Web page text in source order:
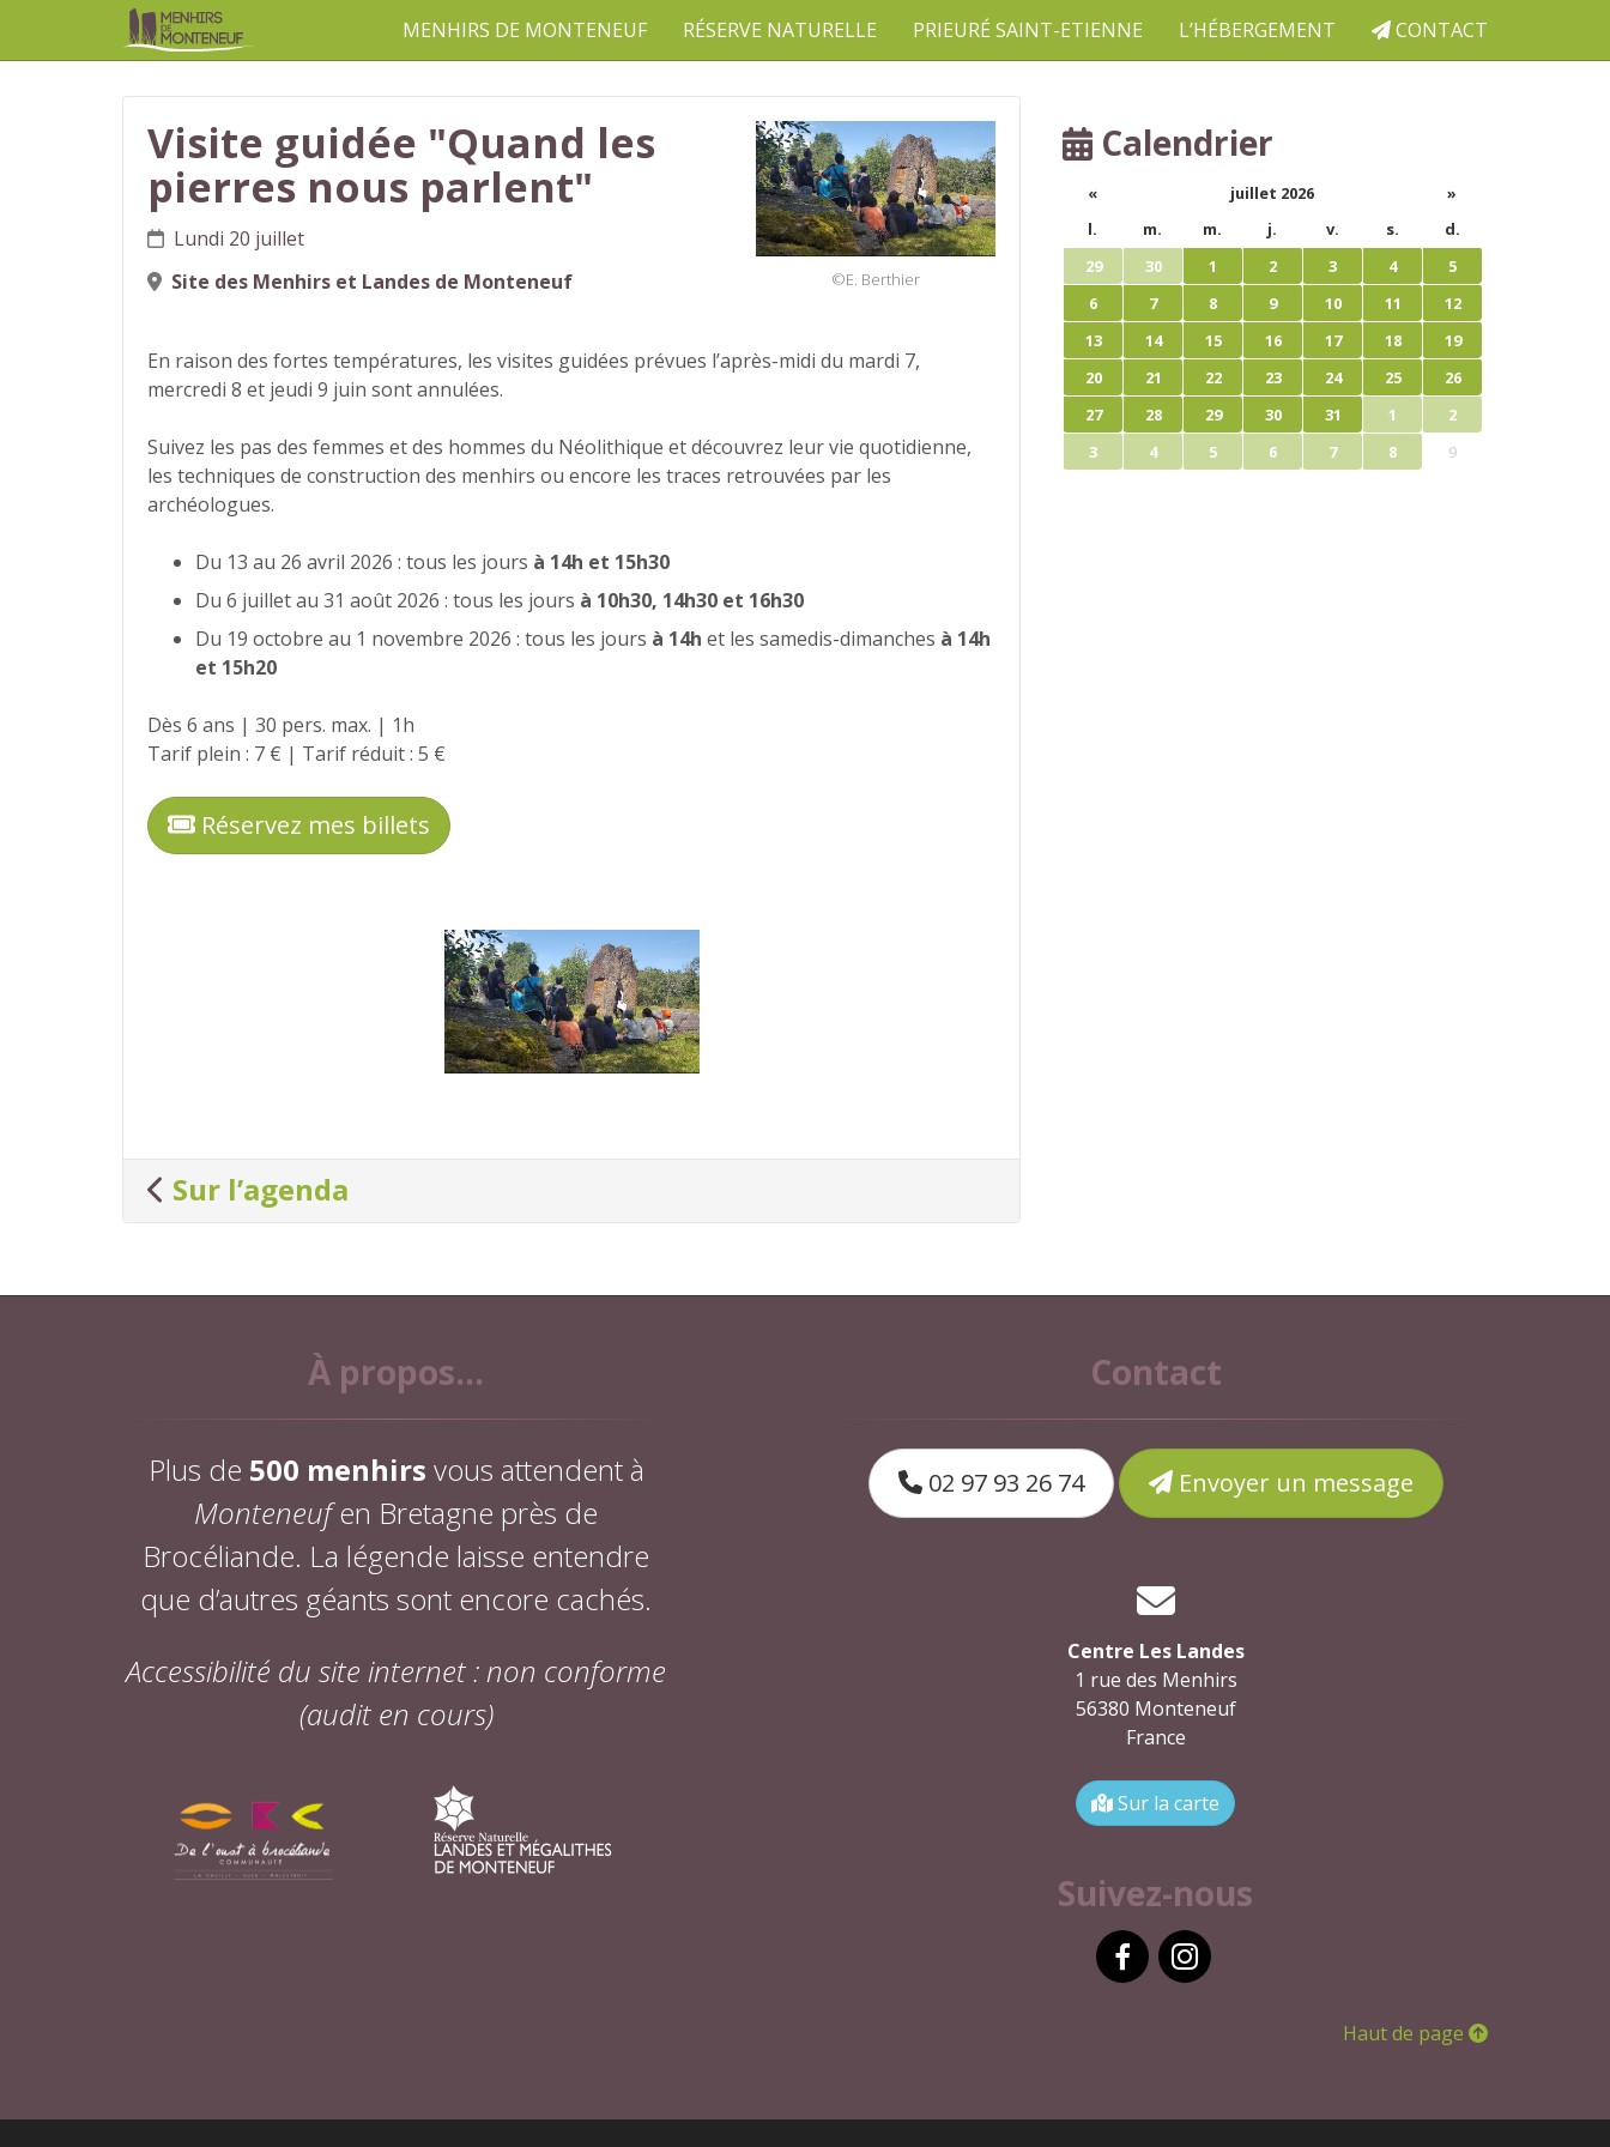
MENHIRS DE MONTENEUF RÉSERVE NATURELLE PRIEURÉ SAINT-ETIENNE L’HÉBERGEMENT CONTACT
©E. Berthier
Visite guidée "Quand les
pierres nous parlent"
Lundi 20 juillet
Site des Menhirs et Landes de Monteneuf
En raison des fortes températures, les visites guidées prévues l’après-midi du mardi 7,
mercredi 8 et jeudi 9 juin sont annulées.
Suivez les pas des femmes et des hommes du Néolithique et découvrez leur vie quotidienne,
les techniques de construction des menhirs ou encore les traces retrouvées par les
archéologues.
Du 13 au 26 avril 2026 : tous les jours à 14h et 15h30
Du 6 juillet au 31 août 2026 : tous les jours à 10h30, 14h30 et 16h30
Du 19 octobre au 1 novembre 2026 : tous les jours à 14h et les samedis-dimanches à 14h
et 15h20
Dès 6 ans | 30 pers. max. | 1h
Tarif plein : 7 € | Tarif réduit : 5 €
Réservez mes billets
Sur l’agenda
Calendrier
« juillet 2026
»
l.
m. m. j. v. s.
d.
29
30 1 2 3 4
5
6
7 8 9 10 11
12
13
14 15 16 17 18
19
20
21 22 23 24 25
26
27
28 29 30 31 1
2
3
4 5 6 7 8 9
À propos...
Plus de 500 menhirs vous attendent à
Monteneufen Bretagne près de
Brocéliande. La légende laisse entendre
que d’autres géants sont encore cachés.
Accessibilité du site internet : non conforme
(audit en cours)
Contact
02 97 93 26 74 Envoyer un message
Centre Les Landes
1 rue des Menhirs
56380 Monteneuf
France
Sur la carte
Suivez-nous
Haut de page